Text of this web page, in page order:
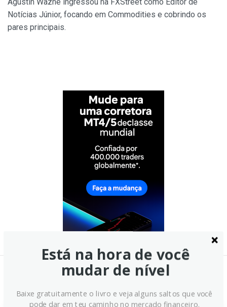
Agustin Wazne ingressou na FXStreet como Editor de
Notícias Júnior, focando em Commodities e cobrindo os
pares principais.
Notícias Relacionadas:
Está na hora de você
mudar de nível
Baixe gratuitamente o livro e veja alguns saltos que você
pode dar em teu caminho no mercado financeiro.